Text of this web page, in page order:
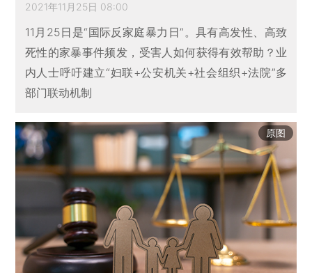
2021年11月25日 08:00
11月25日是“国际反家庭暴力日”。具有高发性、高致
死性的家暴事件频发，受害人如何获得有效帮助？业
内人士呼吁建立“妇联+公安机关+社会组织+法院”多
部门联动机制
原图